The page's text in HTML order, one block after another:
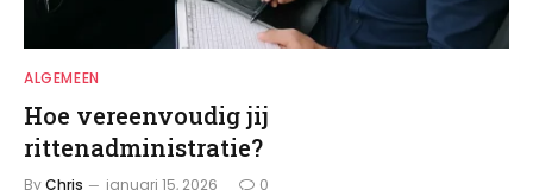
ALGEMEEN
Hoe vereenvoudig jij
rittenadministratie?
ByChris januari 15, 2026 0